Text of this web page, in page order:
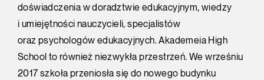
doświadczenia w doradztwie edukacyjnym, wiedzy
i umiejętności nauczycieli, specjalistów
oraz psychologów edukacyjnych. Akademeia High
School to również niezwykła przestrzeń. We wrześniu
2017 szkoła przeniosła się do nowego budynku